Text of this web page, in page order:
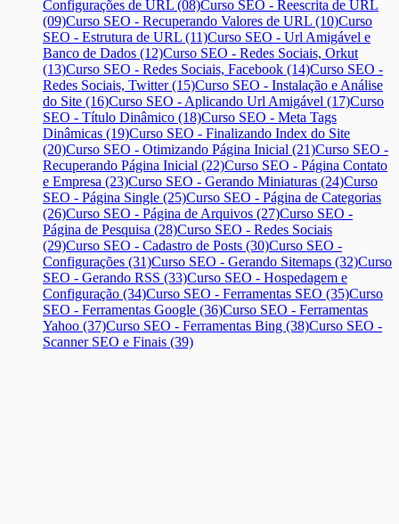
Configurações de URL (08)Curso SEO - Reescrita de URL
(09)Curso SEO - Recuperando Valores de URL (10)Curso
SEO - Estrutura de URL (11)Curso SEO - Url Amigável e
Banco de Dados (12)Curso SEO - Redes Sociais, Orkut
(13)Curso SEO - Redes Sociais, Facebook (14)Curso SEO -
Redes Sociais, Twitter (15)Curso SEO - Instalação e Análise
do Site (16)Curso SEO - Aplicando Url Amigável (17)Curso
SEO - Título Dinâmico (18)Curso SEO - Meta Tags
Dinâmicas (19)Curso SEO - Finalizando Index do Site
(20)Curso SEO - Otimizando Página Inicial (21)Curso SEO -
Recuperando Página Inicial (22)Curso SEO - Página Contato
e Empresa (23)Curso SEO - Gerando Miniaturas (24)Curso
SEO - Página Single (25)Curso SEO - Página de Categorias
(26)Curso SEO - Página de Arquivos (27)Curso SEO -
Página de Pesquisa (28)Curso SEO - Redes Sociais
(29)Curso SEO - Cadastro de Posts (30)Curso SEO -
Configurações (31)Curso SEO - Gerando Sitemaps (32)Curso
SEO - Gerando RSS (33)Curso SEO - Hospedagem e
Configuração (34)Curso SEO - Ferramentas SEO (35)Curso
SEO - Ferramentas Google (36)Curso SEO - Ferramentas
Yahoo (37)Curso SEO - Ferramentas Bing (38)Curso SEO -
Scanner SEO e Finais (39)